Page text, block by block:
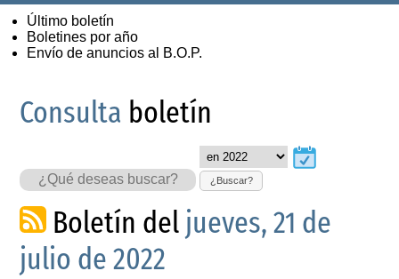
Último boletín
Boletines por año
Envío de anuncios al B.O.P.
Consulta boletín
¿Buscar?
Boletín del jueves, 21 de
julio de 2022